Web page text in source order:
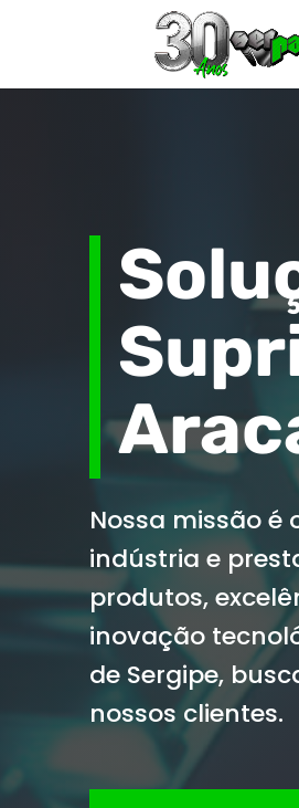
Nossa missão
indústria e
produtos,
inovação
de Sergipe,
nossos clientes.